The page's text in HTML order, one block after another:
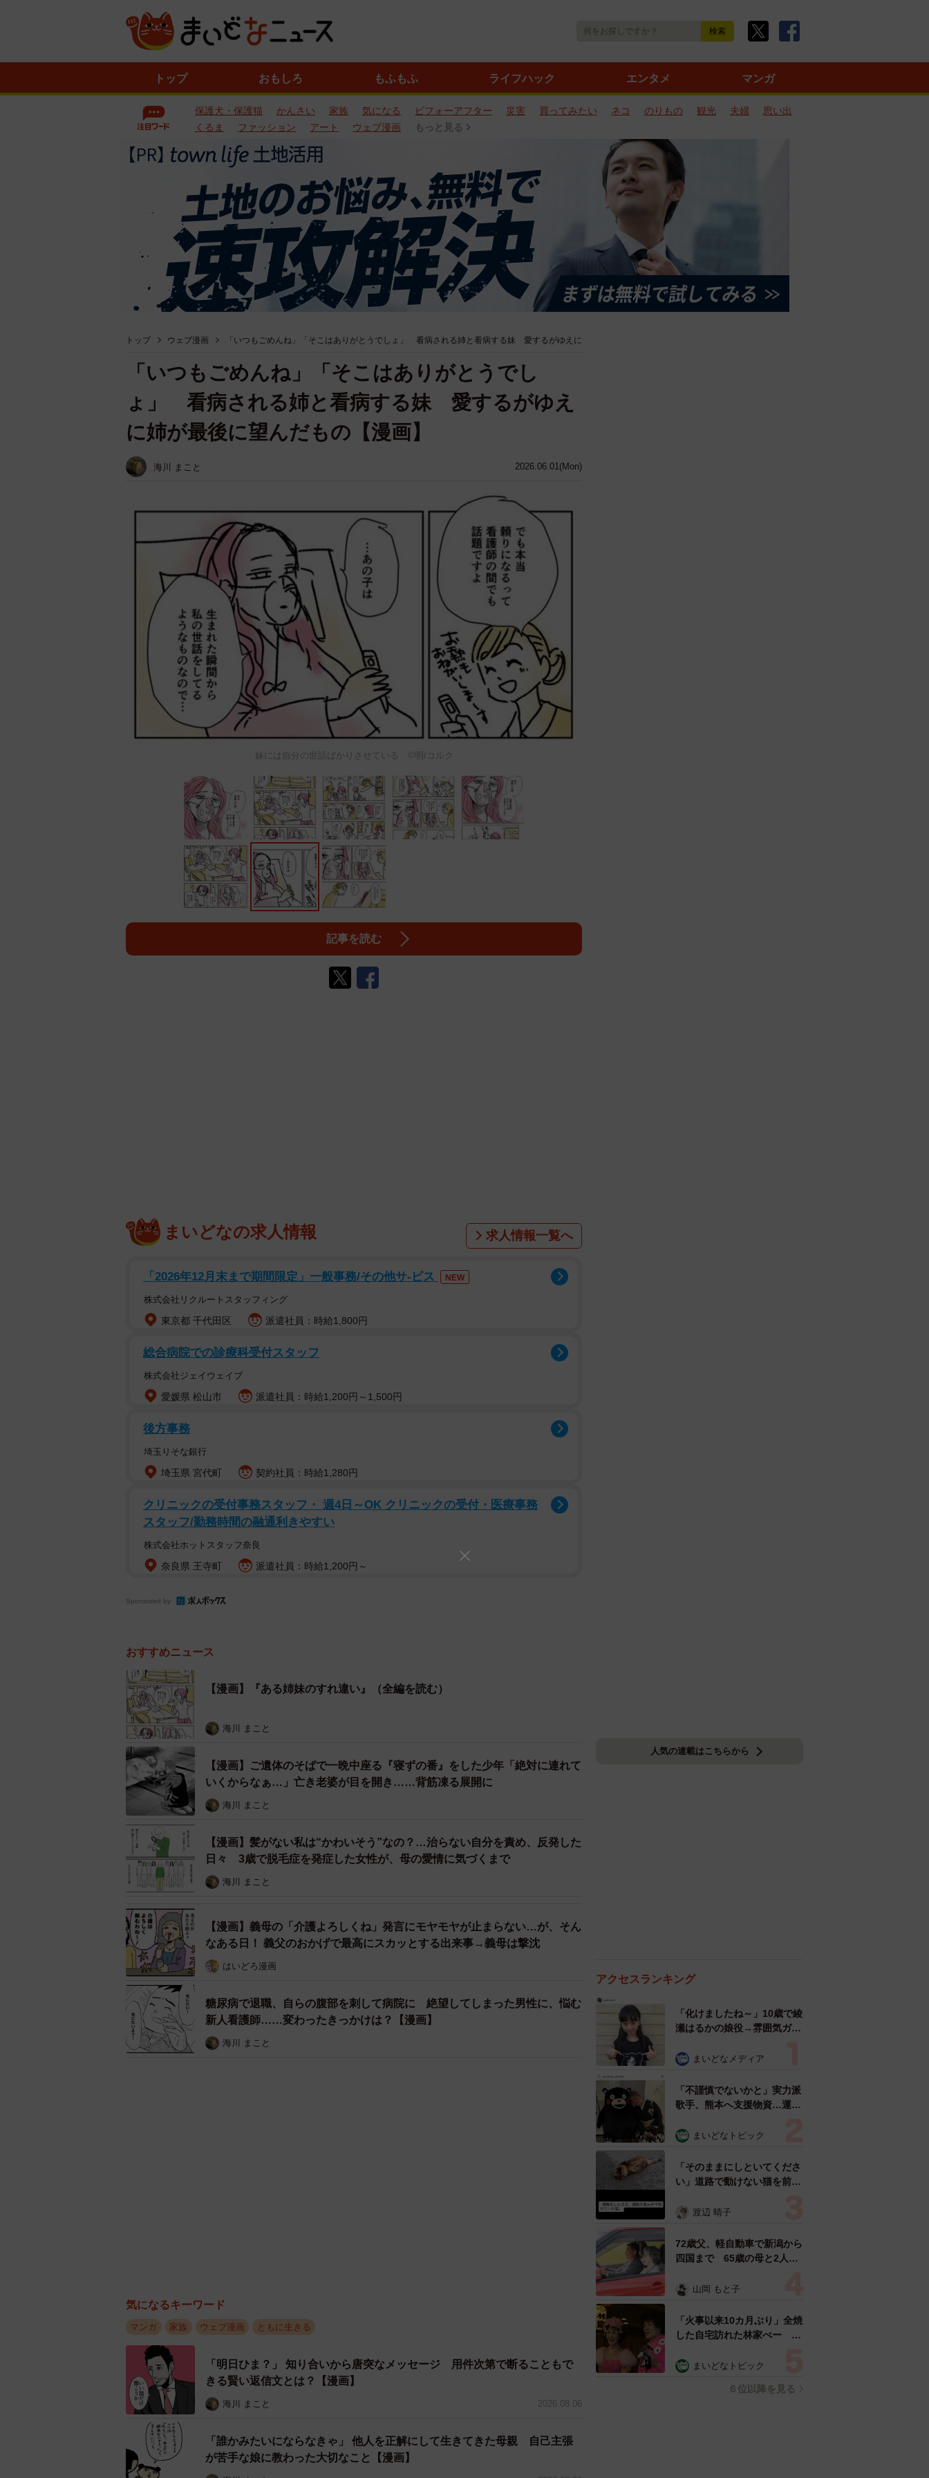
トップ おもしろ もふもふ ライフハック エンタメ マンガ
保護犬・保護猫 かんさい 家族 気になる ビフォーアフター 災害 買ってみたい ネコ のりもの 観光 夫婦
思い出
くるま
ファッション アート ウェブ漫画 もっと見る
トップ ウェブ漫画 「いつもごめんね」「そこはありがとうでしょ」 看病される姉と看病する妹 愛するがゆえに
2026.06.01(Mon)
「いつもごめんね」「そこはありがとうでし
ょ」 看病される姉と看病する妹 愛するがゆえ
に姉が最後に望んだもの【漫画】
海川 まこと
妹には自分の世話ばかりさせている ©️明/コルク
記事を読む
まいどなの求人情報 求人情報一覧へ
「2026年12月末まで期間限定」一般事務/その他サ-ビス NEW
株式会社リクルートスタッフィング
東京都 千代田区 派遣社員：時給1,800円
総合病院での診療科受付スタッフ
株式会社ジェイウェイブ
愛媛県 松山市 派遣社員：時給1,200円～1,500円
後方事務
埼玉りそな銀行
埼玉県 宮代町 契約社員：時給1,280円
クリニックの受付事務スタッフ・ 週4日～OK クリニックの受付・医療事務
スタッフ/勤務時間の融通利きやすい
株式会社ホットスタッフ奈良
奈良県 王寺町 派遣社員：時給1,200円～
Sponsored by
おすすめニュース
【漫画】『ある姉妹のすれ違い』（全編を読む）
海川 まこと
【漫画】ご遺体のそばで一晩中座る『寝ずの番』をした少年「絶対に連れて
いくからなぁ…」亡き老婆が目を開き……背筋凍る展開に
海川 まこと
【漫画】髪がない私は“かわいそう”なの？…治らない自分を責め、反発した
日々 3歳で脱毛症を発症した女性が、母の愛情に気づくまで
海川 まこと
【漫画】義母の「介護よろしくね」発言にモヤモヤが止まらない…が、そん
なある日！ 義父のおかげで最高にスカッとする出来事→義母は撃沈
はいどろ漫画
糖尿病で退職、自らの腹部を刺して病院に 絶望してしまった男性に、悩む
新人看護師……変わったきっかけは？【漫画】
海川 まこと
気になるキーワード
マンガ 家族 ウェブ漫画 ともに生きる
「明日ひま？」 知り合いから唐突なメッセージ 用件次第で断ることもで
きる賢い返信文とは？【漫画】
海川 まこと 2026.08.06
「誰かみたいにならなきゃ」 他人を正解にして生きてきた母親 自己主張
が苦手な娘に教わった大切なこと【漫画】
人気の連載はこちらから
アクセスランキング
「化けましたね～」10歳で綾
瀬はるかの娘役→雰囲気ガラ
雰囲気が」「宝塚に入れそ
まいどなメディア
「不謹慎でないかと」実力派
歌手、熊本へ支援物資…運搬
めらい 「痛いほど伝わる」
まいどなトピック
「そのままにしといてくださ
い」道路で動けない猫を前に
ようとした4日間 「命の重
表の訴え
渡辺 晴子
72歳父、軽自動車で新潟から
四国まで 65歳の母と2人で
憩まで分刻み… 「大学生で
山岡 もと子
「火事以来10カ月ぶり」全焼
した自宅訪れた林家ぺー 内
ン状態の部屋に呆然
まいどなトピック
６位以降を見る